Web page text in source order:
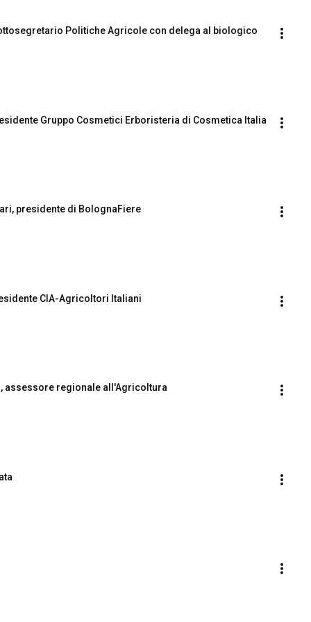
Politiche Agricole con delega al biologico
Gruppo Cosmetici Erboristeria di Cosmetica Italia
presidente di BolognaFiere
CIA-Agricoltori Italiani
assessore regionale all'Agricoltura